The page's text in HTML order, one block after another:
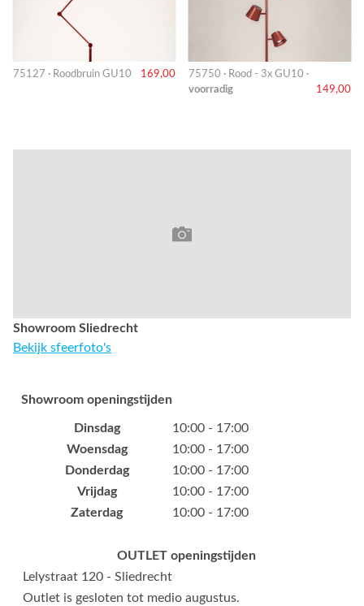
75127 · Roodbruin GU10 169,00
75750 · Rood - 3x GU10 ·
voorradig
149,00
Showroom Sliedrecht
Bekijk sfeerfoto's
Showroom openingstijden
Dinsdag
10:00 - 17:00
Woensdag
10:00 - 17:00
Donderdag
10:00 - 17:00
Vrijdag
10:00 - 17:00
Zaterdag
10:00 - 17:00
OUTLET openingstijden
Lelystraat 120 - Sliedrecht
Outlet is gesloten tot medio augustus.